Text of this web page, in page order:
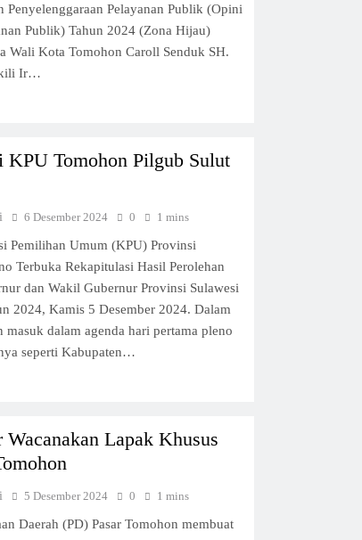
Penyelenggaraan Pelayanan Publik (Opini
Publik) Tahun 2024 (Zona Hijau)
Wali Kota Tomohon Caroll Senduk SH.
Ir…
Tomohon Pilgub Sulut
6 Desember 2024 0 1 mins
Pemilihan Umum (KPU) Provinsi
Terbuka Rekapitulasi Hasil Perolehan
dan Wakil Gubernur Provinsi Sulawesi
2024, Kamis 5 Desember 2024. Dalam
dalam agenda hari pertama pleno
seperti Kabupaten…
Lapak Khusus
5 Desember 2024 0 1 mins
Daerah (PD) Pasar Tomohon membuat